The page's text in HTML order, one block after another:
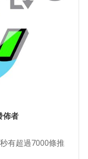
佈者
有超過7000條推